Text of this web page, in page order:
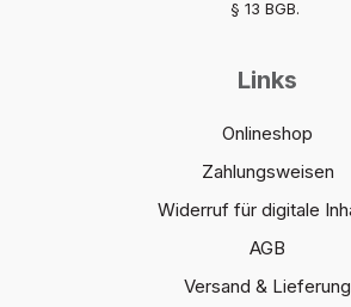
§ 13 BGB.
Links
Onlineshop
Zahlungsweisen
Widerruf für digitale
AGB
Versand & Lieferung